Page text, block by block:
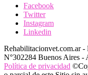
Facebook
Twitter
Instagram
Linkedin
Rehabilitacionvet.com.ar -
N°302284 Buenos Aires -
Política de privacidad